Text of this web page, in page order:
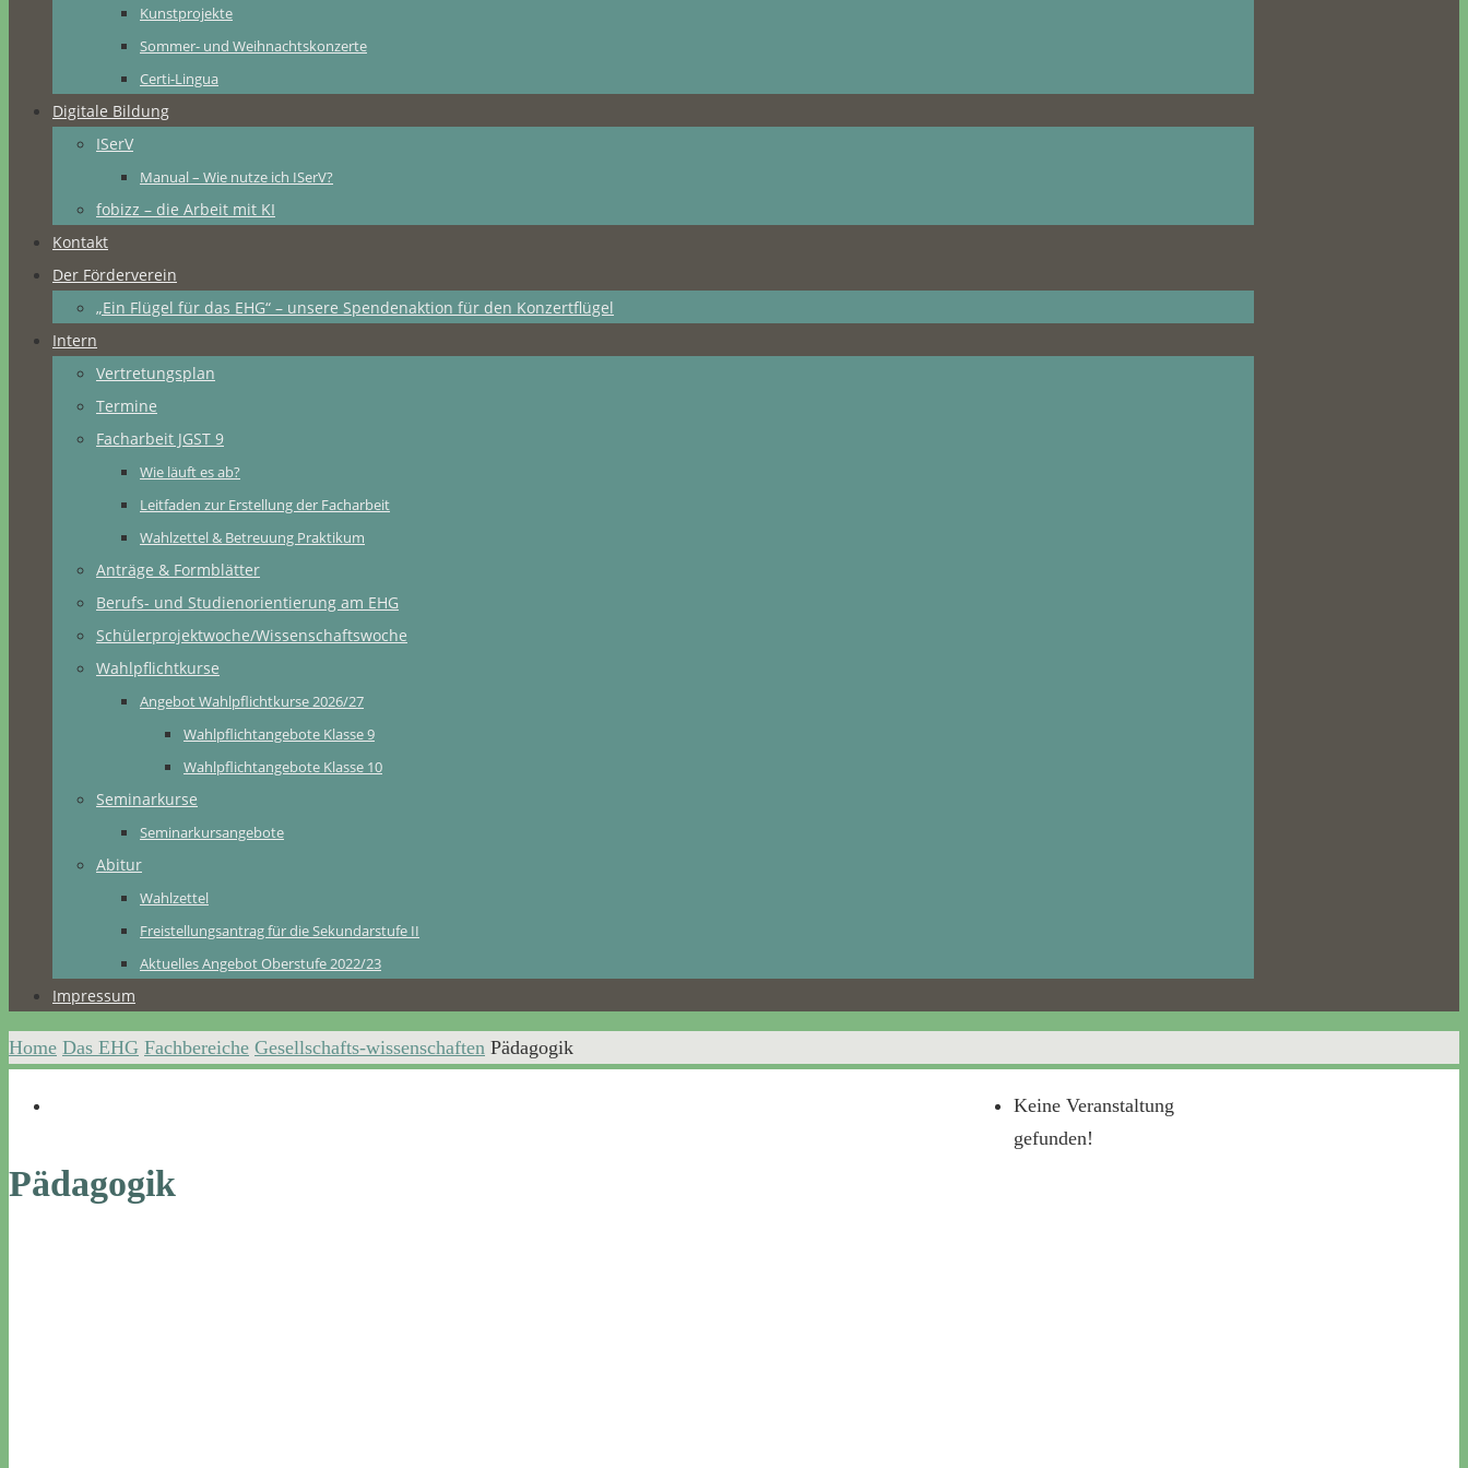
Kunstprojekte
Sommer- und Weihnachtskonzerte
Certi-Lingua
Digitale Bildung
ISerV
Manual – Wie nutze ich ISerV?
fobizz – die Arbeit mit KI
Kontakt
Der Förderverein
„Ein Flügel für das EHG“ – unsere Spendenaktion für den Konzertflügel
Intern
Vertretungsplan
Termine
Facharbeit JGST 9
Wie läuft es ab?
Leitfaden zur Erstellung der Facharbeit
Wahlzettel & Betreuung Praktikum
Anträge & Formblätter
Berufs- und Studienorientierung am EHG
Schülerprojektwoche/Wissenschaftswoche
Wahlpflichtkurse
Angebot Wahlpflichtkurse 2026/27
Wahlpflichtangebote Klasse 9
Wahlpflichtangebote Klasse 10
Seminarkurse
Seminarkursangebote
Abitur
Wahlzettel
Freistellungsantrag für die Sekundarstufe II
Aktuelles Angebot Oberstufe 2022/23
Impressum
Home Das EHG Fachbereiche Gesellschafts-wissenschaften Pädagogik
Pädagogik
Keine Veranstaltung
gefunden!